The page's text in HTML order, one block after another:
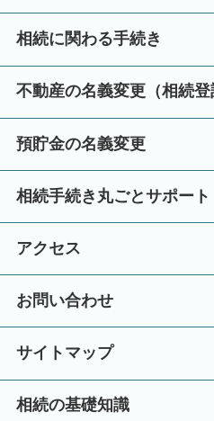
相続に関わる手続き
不動産の名義変更（相続登
預貯金の名義変更
相続手続き丸ごとサポート
アクセス
お問い合わせ
サイトマップ
相続の基礎知識